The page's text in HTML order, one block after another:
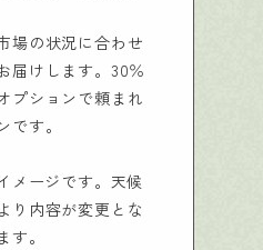
場の状況に合わせ
届けします。30％
プションで頼まれ
です。
ージです。天候
り内容が変更とな
す。